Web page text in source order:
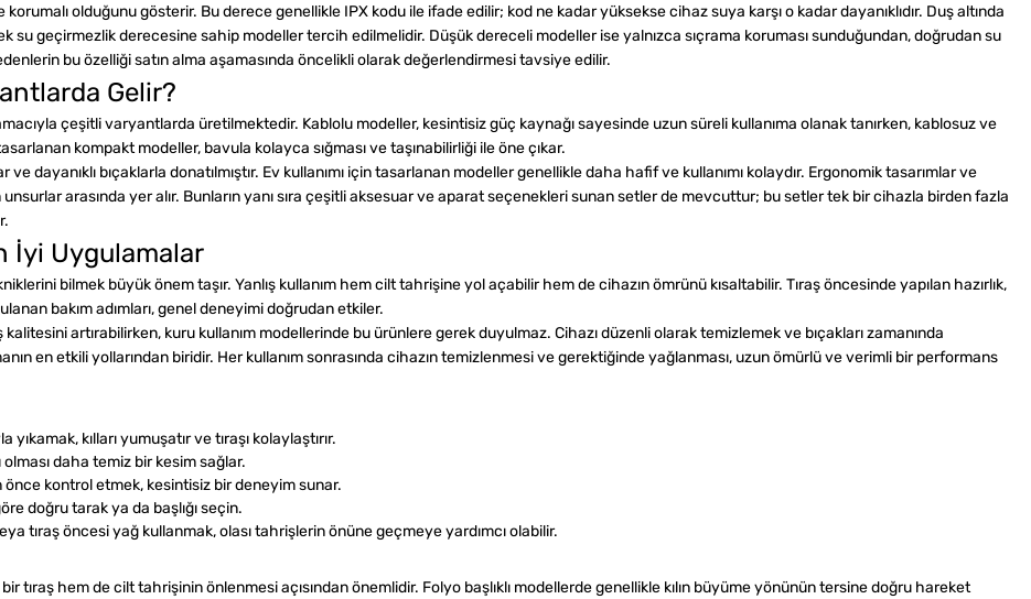
olduğunu gösterir. Bu derece genellikle IPX kodu ile ifade edilir; kod ne kadar yüksekse cihaz suya karşı o kadar dayanıklıdır. Duş altında
su geçirmezlik derecesine sahip modeller tercih edilmelidir. Düşük dereceli modeller ise yalnızca sıçrama koruması sunduğundan, doğrudan su
bu özelliği satın alma aşamasında öncelikli olarak değerlendirmesi tavsiye edilir.
Gelir?
çeşitli varyantlarda üretilmektedir. Kablolu modeller, kesintisiz güç kaynağı sayesinde uzun süreli kullanıma olanak tanırken, kablosuz ve
kompakt modeller, bavula kolayca sığması ve taşınabilirliği ile öne çıkar.
dayanıklı bıçaklarla donatılmıştır. Ev kullanımı için tasarlanan modeller genellikle daha hafif ve kullanımı kolaydır. Ergonomik tasarımlar ve
arasında yer alır. Bunların yanı sıra çeşitli aksesuar ve aparat seçenekleri sunan setler de mevcuttur; bu setler tek bir cihazla birden fazla
İyi Uygulamalar
bilmek büyük önem taşır. Yanlış kullanım hem cilt tahrişine yol açabilir hem de cihazın ömrünü kısaltabilir. Tıraş öncesinde yapılan hazırlık,
bakım adımları, genel deneyimi doğrudan etkiler.
artırabilirken, kuru kullanım modellerinde bu ürünlere gerek duyulmaz. Cihazı düzenli olarak temizlemek ve bıçakları zamanında
en etkili yollarından biridir. Her kullanım sonrasında cihazın temizlenmesi ve gerektiğinde yağlanması, uzun ömürlü ve verimli bir performans
kılları yumuşatır ve tıraşı kolaylaştırır.
daha temiz bir kesim sağlar.
kontrol etmek, kesintisiz bir deneyim sunar.
doğru tarak ya da başlığı seçin.
tıraş öncesi yağ kullanmak, olası tahrişlerin önüne geçmeye yardımcı olabilir.
tıraş hem de cilt tahrişinin önlenmesi açısından önemlidir. Folyo başlıklı modellerde genellikle kılın büyüme yönünün tersine doğru hareket